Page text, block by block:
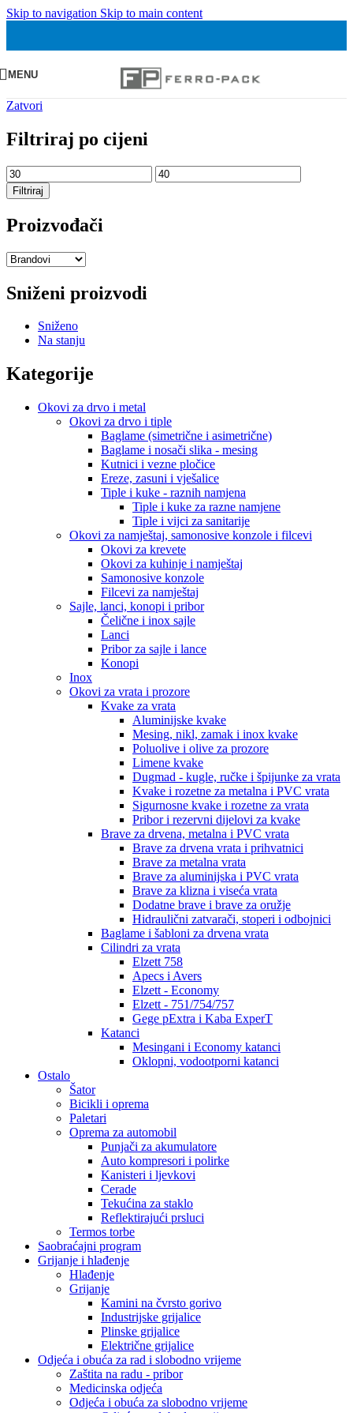
Skip to navigation Skip to main content
MENU
Zatvori
Filtriraj po cijeni
Min
cijena
Maks
cijena
Filtriraj
Proizvođači
Sniženi proizvodi
Sniženo
Na stanju
Kategorije
Okovi za drvo i metal
Okovi za drvo i tiple
Baglame (simetrične i asimetrične)
Baglame i nosači slika - mesing
Kutnici i vezne pločice
Ereze, zasuni i vješalice
Tiple i kuke - raznih namjena
Tiple i kuke za razne namjene
Tiple i vijci za sanitarije
Okovi za namještaj, samonosive konzole i filcevi
Okovi za krevete
Okovi za kuhinje i namještaj
Samonosive konzole
Filcevi za namještaj
Sajle, lanci, konopi i pribor
Čelične i inox sajle
Lanci
Pribor za sajle i lance
Konopi
Inox
Okovi za vrata i prozore
Kvake za vrata
Aluminijske kvake
Mesing, nikl, zamak i inox kvake
Poluolive i olive za prozore
Limene kvake
Dugmad - kugle, ručke i špijunke za vrata
Kvake i rozetne za metalna i PVC vrata
Sigurnosne kvake i rozetne za vrata
Pribor i rezervni dijelovi za kvake
Brave za drvena, metalna i PVC vrata
Brave za drvena vrata i prihvatnici
Brave za metalna vrata
Brave za aluminijska i PVC vrata
Brave za klizna i viseća vrata
Dodatne brave i brave za oružje
Hidraulični zatvarači, stoperi i odbojnici
Baglame i šabloni za drvena vrata
Cilindri za vrata
Elzett 758
Apecs i Avers
Elzett - Economy
Elzett - 751/754/757
Gege pExtra i Kaba ExperT
Katanci
Mesingani i Economy katanci
Oklopni, vodootporni katanci
Ostalo
Šator
Bicikli i oprema
Paletari
Oprema za automobil
Punjači za akumulatore
Auto kompresori i polirke
Kanisteri i ljevkovi
Cerade
Tekućina za staklo
Reflektirajući prsluci
Termos torbe
Saobraćajni program
Grijanje i hlađenje
Hlađenje
Grijanje
Kamini na čvrsto gorivo
Industrijske grijalice
Plinske grijalice
Električne grijalice
Odjeća i obuća za rad i slobodno vrijeme
Zaštita na radu - pribor
Medicinska odjeća
Odjeća i obuća za slobodno vrijeme